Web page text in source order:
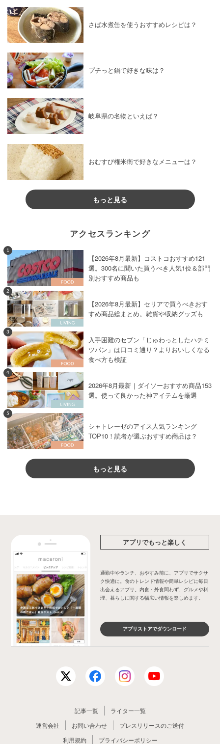
さば水煮缶を使うおすすめレシピは？
プチっと鍋で好きな味は？
岐阜県の名物といえば？
おむすび権米衛で好きなメニューは？
もっと見る
アクセスランキング
1
【2026年8月最新】コストコおすすめ121
選。300名に聞いた買うべき人気1位＆部門
別おすすめ商品も
2
【2026年8月最新】セリアで買うべきおす
すめ商品総まとめ。雑貨や収納グッズも
3
入手困難のセブン「じゅわっとしたハチミ
ツパン」は口コミ通り？よりおいしくなる
食べ方も検証
4
2026年8月最新｜ダイソーおすすめ商品153
選。使って良かった神アイテムを厳選
5
シャトレーゼのアイス人気ランキング
TOP10！読者が選ぶおすすめ商品は？
もっと見る
アプリでもっと楽しく
通勤中やランチ、おやすみ前に、アプリでサクサ
ク快適に。食のトレンド情報や簡単レシピに毎日
出会えるアプリ。内食・外食問わず、グルメや料
理、暮らしに関する幅広い情報を楽しめます。
アプリストアでダウンロード
記事一覧
ライター一覧
運営会社
お問い合わせ
プレスリリースのご送付
利用規約
プライバシーポリシー